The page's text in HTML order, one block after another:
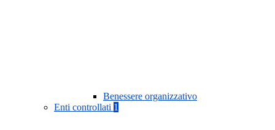
Benessere organizzativo
Enti controllati 1